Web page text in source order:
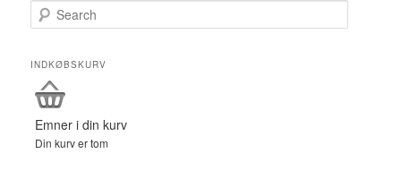
Search
INDKØBSKURV
Emner i din kurv
Din kurv er tom